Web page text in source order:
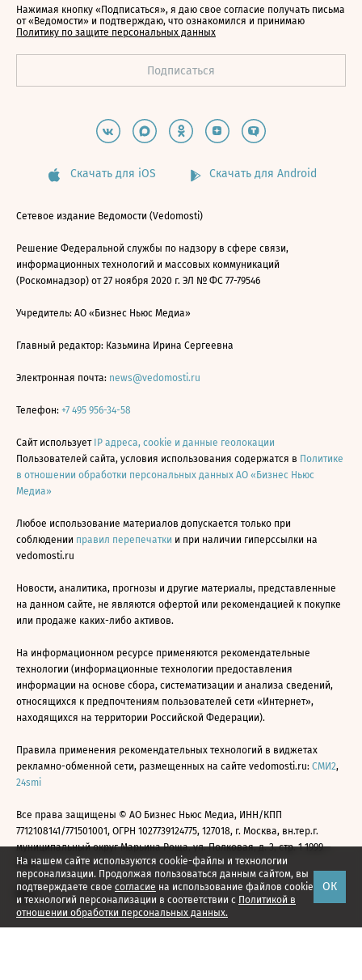
На нашем сайте используются cookie-файлы и технологии
персонализации. Продолжая пользоваться данным сайтом, вы
подтверждаете свое согласие на использование файлов cookie
и технологий персонализации в соответствии с Политикой в
отношении обработки персональных данных.
ОК
Нажимая кнопку «Подписаться», я даю свое согласие получать письма
от «Ведомости» и подтверждаю, что ознакомился и принимаю
Политику по защите персональных данных
Скачать для iOS Скачать для Android
Сетевое издание Ведомости (Vedomosti)
Решение Федеральной службы по надзору в сфере связи,
информационных технологий и массовых коммуникаций
(Роскомнадзор) от 27 ноября 2020 г. ЭЛ № ФС 77-79546
Учредитель: АО «Бизнес Ньюс Медиа»
Главный редактор: Казьмина Ирина Сергеевна
Электронная почта: news@vedomosti.ru
Телефон: +7 495 956-34-58
Сайт использует IP адреса, cookie и данные геолокации
Пользователей сайта, условия использования содержатся в Политике
в отношении обработки персональных данных АО «Бизнес Ньюс
Медиа»
Любое использование материалов допускается только при
соблюдении правил перепечатки и при наличии гиперссылки на
vedomosti.ru
Новости, аналитика, прогнозы и другие материалы, представленные
на данном сайте, не являются офертой или рекомендацией к покупке
или продаже каких-либо активов.
На информационном ресурсе применяются рекомендательные
технологии (информационные технологии предоставления
информации на основе сбора, систематизации и анализа сведений,
относящихся к предпочтениям пользователей сети «Интернет»,
находящихся на территории Российской Федерации).
Правила применения рекомендательных технологий в виджетах
рекламно-обменной сети, размещенных на сайте vedomosti.ru: СМИ2,
24smi
Все права защищены © АО Бизнес Ньюс Медиа, ИНН/КПП
7712108141/771501001, ОГРН 1027739124775, 127018, г. Москва, вн.тер.г.
муниципальный округ Марьина Роща, ул. Полковая, д. 3, стр. 1 1999—
2026